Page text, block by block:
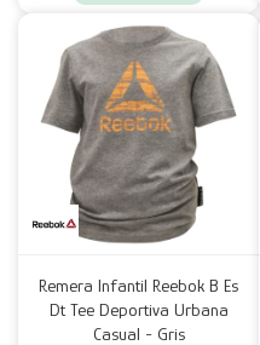
Remera Infantil Reebok B Es
Dt Tee Deportiva Urbana
Casual - Gris